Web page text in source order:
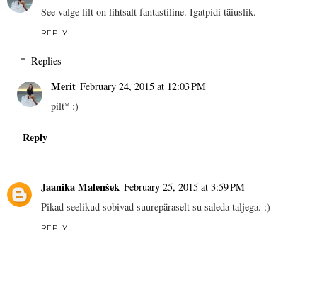
See valge lilt on lihtsalt fantastiline. Igatpidi täiuslik.
REPLY
Replies
Merit February 24, 2015 at 12:03 PM
pilt* :)
Reply
Jaanika Malenšek February 25, 2015 at 3:59 PM
Pikad seelikud sobivad suurepäraselt su saleda taljega. :)
REPLY